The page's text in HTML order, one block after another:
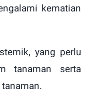
kematian
yang perlu
tanaman serta